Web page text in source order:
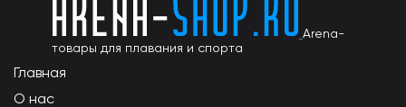
Arena-
товары для плавания и спорта
Главная
О нас